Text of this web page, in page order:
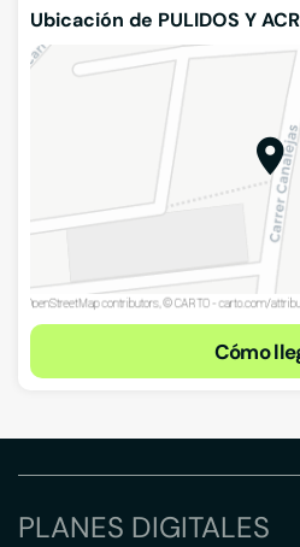
Ubicación de PULIDOS Y
Cómo
PLANES DIGITALES